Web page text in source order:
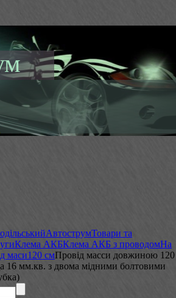
АвтострумТовари та
Клема АКБКлема АКБ з проводомНа
маси120 смПровід масси довжиною 120
16 мм.кв. з двома мідними болтовими